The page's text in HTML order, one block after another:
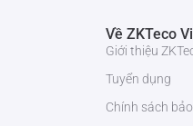
Về ZKTeco
Giới thiệu
Tuyển dụng
Chính sách